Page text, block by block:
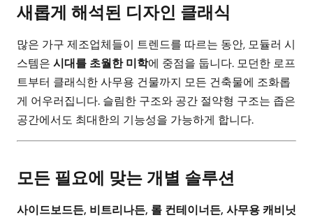
새롭게 해석된 디자인 클래식
많은 가구 제조업체들이 트렌드를 따르는 동안, 모듈러 시
스템은 시대를 초월한 미학에 중점을 둡니다. 모던한 로프
트부터 클래식한 사무용 건물까지 모든 건축물에 조화롭
게 어우러집니다. 슬림한 구조와 공간 절약형 구조는 좁은
공간에서도 최대한의 기능성을 가능하게 합니다.
모든 필요에 맞는 개별 솔루션
사이드보드든, 비트리나든, 롤 컨테이너든, 사무용 캐비닛